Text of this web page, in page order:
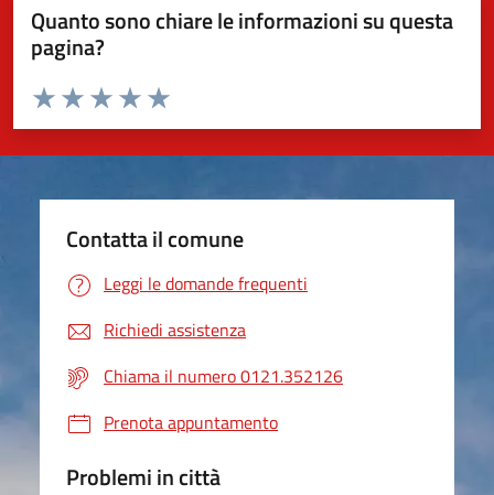
Quanto sono chiare le informazioni su questa
pagina?
Valuta da 1 a 5 stelle la pagina
Valuta 5 stelle su 5
Valuta 4 stelle su 5
Valuta 3 stelle su 5
Valuta 2 stelle su 5
Valuta 1 stelle su 5
Contatta il comune
Leggi le domande frequenti
Richiedi assistenza
Chiama il numero 0121.352126
Prenota appuntamento
Problemi in città